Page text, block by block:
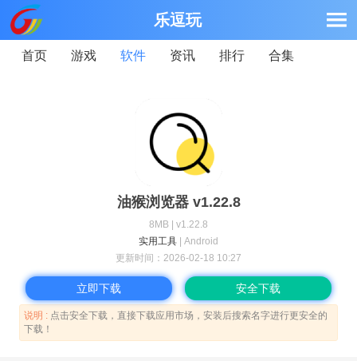
乐逗玩
首页 游戏 软件 资讯 排行 合集
油猴浏览器 v1.22.8
8MB | v1.22.8
实用工具 | Android
更新时间： 2026-02-18 10:27
立即下载 安全下载
说明 : 点击安全下载，直接下载应用市场，安装后搜索名字进行更安全的
下载！